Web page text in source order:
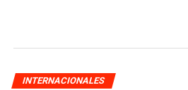
INTERNACIONALES